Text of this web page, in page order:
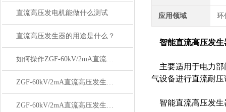
直流高压发电机能做什么测试
直流高压发生器的用途是什么？
如何操作ZGF-60kV/2mA直流高压发生器
ZGF-60kV/2mA直流高压发生器具备多种保护功能
ZGF-60kV/2mA直流高压发生器实现高压输出
应用领域 环
智能直流高压发生
主要适用于电力部
气设备进行直流耐
智能直流高压发生